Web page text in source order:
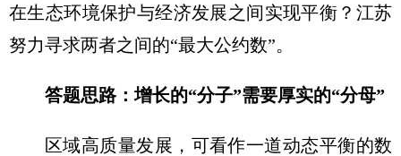
在生态环境保护与经济发展之间实现平衡？江苏
努力寻求两者之间的“最大公约数”。
答题思路：增长的“分子”需要厚实的“分母”
区域高质量发展，可看作一道动态平衡的数